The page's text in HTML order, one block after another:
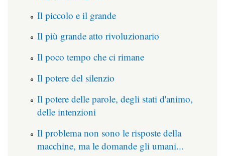
Il piccolo e il grande
Il più grande atto rivoluzionario
Il poco tempo che ci rimane
Il potere del silenzio
Il potere delle parole, degli stati d'animo,
delle intenzioni
Il problema non sono le risposte della
macchine, ma le domande gli umani...